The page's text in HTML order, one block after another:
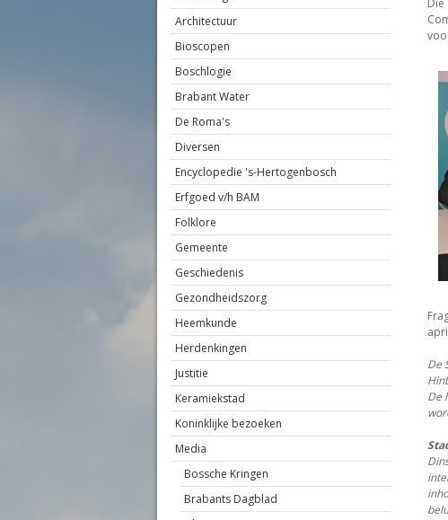
Architectuur
Bioscopen
Boschlogie
Brabant Water
De Roma's
Diversen
Encyclopedie 's-Hertogenbosch
Erfgoed v/h BAM
Folklore
Gemeente
Geschiedenis
Gezondheidszorg
Heemkunde
Herdenkingen
Justitie
Keramiekstad
Koninklijke bezoeken
Media
Bossche Kringen
Brabants Dagblad
Die
De
De